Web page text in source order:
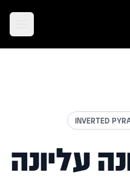
INVERTED
עליונה